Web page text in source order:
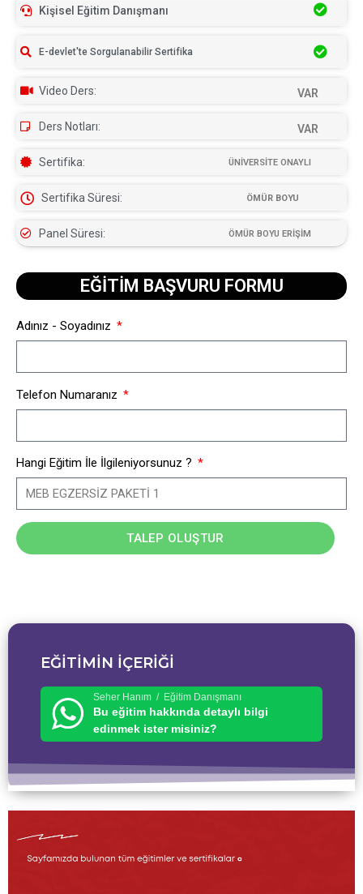
EĞİTİMİN İÇERİĞİ
Seher Hanım / Eğitim Danışmanı
Bu eğitim hakkında detaylı bilgi
edinmek ister misiniz?
Kişisel Eğitim Danışmanı
E-devlet'te Sorgulanabilir Sertifika
Video Ders: VAR
Ders Notları: VAR
Sertifika: ÜNİVERSİTE ONAYLI
Sertifika Süresi: ÖMÜR BOYU
Panel Süresi: ÖMÜR BOYU ERİŞİM
EĞİTİM BAŞVURU FORMU​
Adınız - Soyadınız
Telefon Numaranız
Hangi Eğitim İle İlgileniyorsunuz ?
TALEP OLUŞTUR